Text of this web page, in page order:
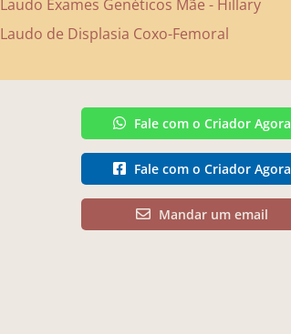
Laudo Exames Genéticos Mãe - Hillary
Laudo de Displasia Coxo-Femoral
Fale com o Criador Agora
Fale com o Criador Agora
Mandar um email